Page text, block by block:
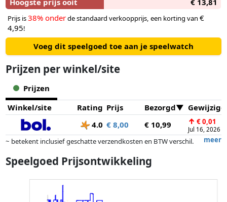
Prijs is38% onderde standaard verkoopprijs, een korting van €
4,95!
Voeg dit speelgoed toe aan je speelwatch
Prijzen per winkel/site
Prijzen
Winkel/site
Rating Prijs Bezorgd
Gewijzigd
4.0 € 8,00 € 10,99 ↑ € 0,01
Jul 16, 2026
meer
~ betekent inclusief geschatte verzendkosten en BTW verschil.
gewicht.
controle. Volgorde is puur op basis van prijs, vergoedingen door
partners hebben hier geen enkele invoed op. Alleen bij gelijke prijzen
Speelgoed Prijsontwikkeling